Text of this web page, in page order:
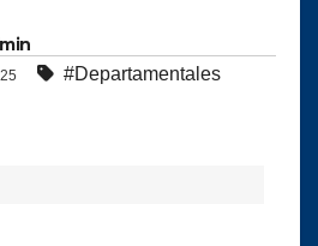
#Departamentales